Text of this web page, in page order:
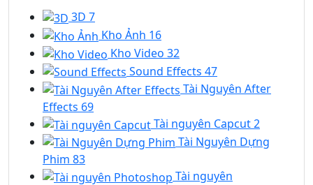
3D 7
Kho Ảnh 16
Kho Video 32
Sound Effects 47
Tài Nguyên After
Effects 69
Tài nguyên Capcut2
Tài Nguyên Dựng
Phim 83
Tài nguyên